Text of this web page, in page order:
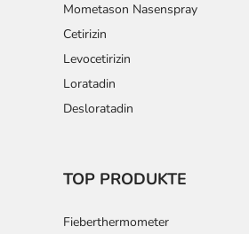
Mometason Nasenspray
Cetirizin
Levocetirizin
Loratadin
Desloratadin
TOP PRODUKTE
Fieberthermometer